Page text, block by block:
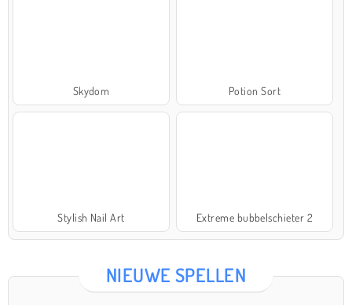
Skydom Potion Sort
Stylish Nail Art Extreme bubbelschieter 2
NIEUWE SPELLEN